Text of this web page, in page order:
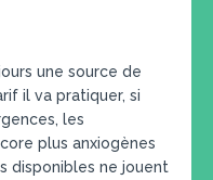
une source de
il va pratiquer, si
les
plus anxiogènes
disponibles ne jouent